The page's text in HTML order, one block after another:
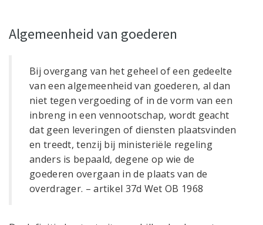
Algemeenheid van goederen
Bij overgang van het geheel of een gedeelte
van een algemeenheid van goederen, al dan
niet tegen vergoeding of in de vorm van een
inbreng in een vennootschap, wordt geacht
dat geen leveringen of diensten plaatsvinden
en treedt, tenzij bij ministeriële regeling
anders is bepaald, degene op wie de
goederen overgaan in de plaats van de
overdrager. – artikel 37d Wet OB 1968